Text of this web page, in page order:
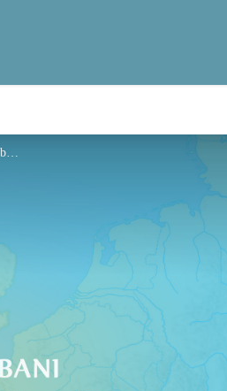
Hébergement - Via Columbani